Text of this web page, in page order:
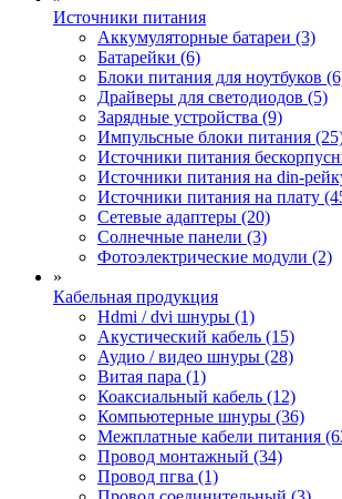
Источники питания
Аккумуляторные батареи (3)
Батарейки (6)
Блоки питания для ноутбуков
Драйверы для светодиодов (5)
Зарядные устройства (9)
Импульсные блоки питания
Источники питания
Источники питания на din-
Источники питания на плату
Сетевые адаптеры (20)
Солнечные панели (3)
Фотоэлектрические модули (2)
»
Кабельная продукция
Hdmi / dvi шнуры (1)
Акустический кабель (15)
Аудио / видео шнуры (28)
Витая пара (1)
Коаксиальный кабель (12)
Компьютерные шнуры (36)
Межплатные кабели питания
Провод монтажный (34)
Провод пгва (1)